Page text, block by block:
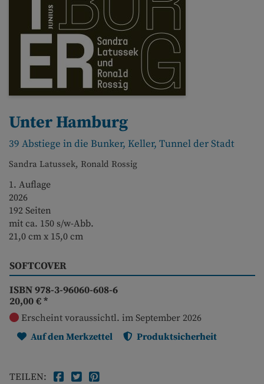
Unter Hamburg
39 Abstiege in die Bunker, Keller, Tunnel der Stadt
Sandra Latussek, Ronald Rossig
1. Auflage
2026
192 Seiten
mit ca. 150 s/w-Abb.
21,0 cm x 15,0 cm
SOFTCOVER
ISBN 978-3-96060-608-6
20,00 €*
Erscheint voraussichtl. im September 2026
Auf den Merkzettel
Produktsicherheit
TEILEN: